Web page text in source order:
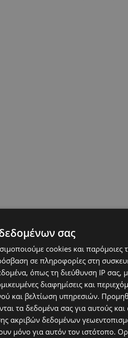
σας
cookies και παρόμοιες
σε πληροφορίες στη
όπως τη διεύθυνση IP σας,
διαφημίσεις και
και βελτίωση υπηρεσιών.
τα δεδομένα σας για αυτούς
ακριβών δεδομένων
μόνο για αυτόν τον ιστότοπο.